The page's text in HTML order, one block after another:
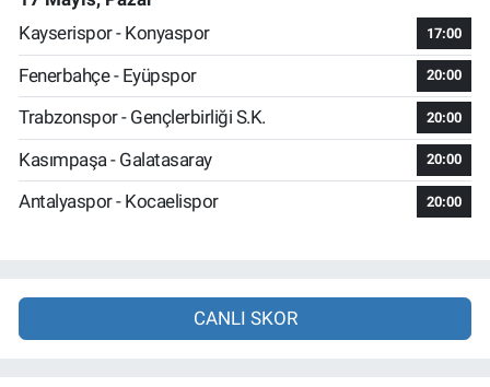
Kayserispor - Konyaspor
17:00
Fenerbahçe - Eyüpspor 20:00
Trabzonspor - Gençlerbirliği S.K. 20:00
Kasımpaşa - Galatasaray 20:00
Antalyaspor - Kocaelispor 20:00
CANLI SKOR